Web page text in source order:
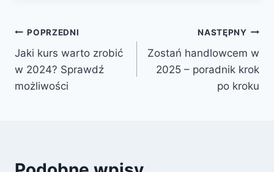
Nawigacja
wpisu
POPRZEDNI
Jaki kurs warto zrobić
w 2024? Sprawdź
możliwości
NASTĘPNY
Zostań handlowcem w
2025 – poradnik krok
po kroku